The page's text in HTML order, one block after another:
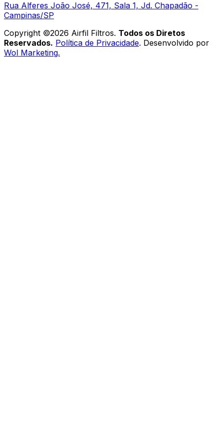
Rua Alferes João José, 471, Sala 1, Jd. Chapadão -
Campinas/SP
Copyright ©2026 Airfil Filtros. Todos os Diretos
Reservados. Política de Privacidade. Desenvolvido por
Wol Marketing.